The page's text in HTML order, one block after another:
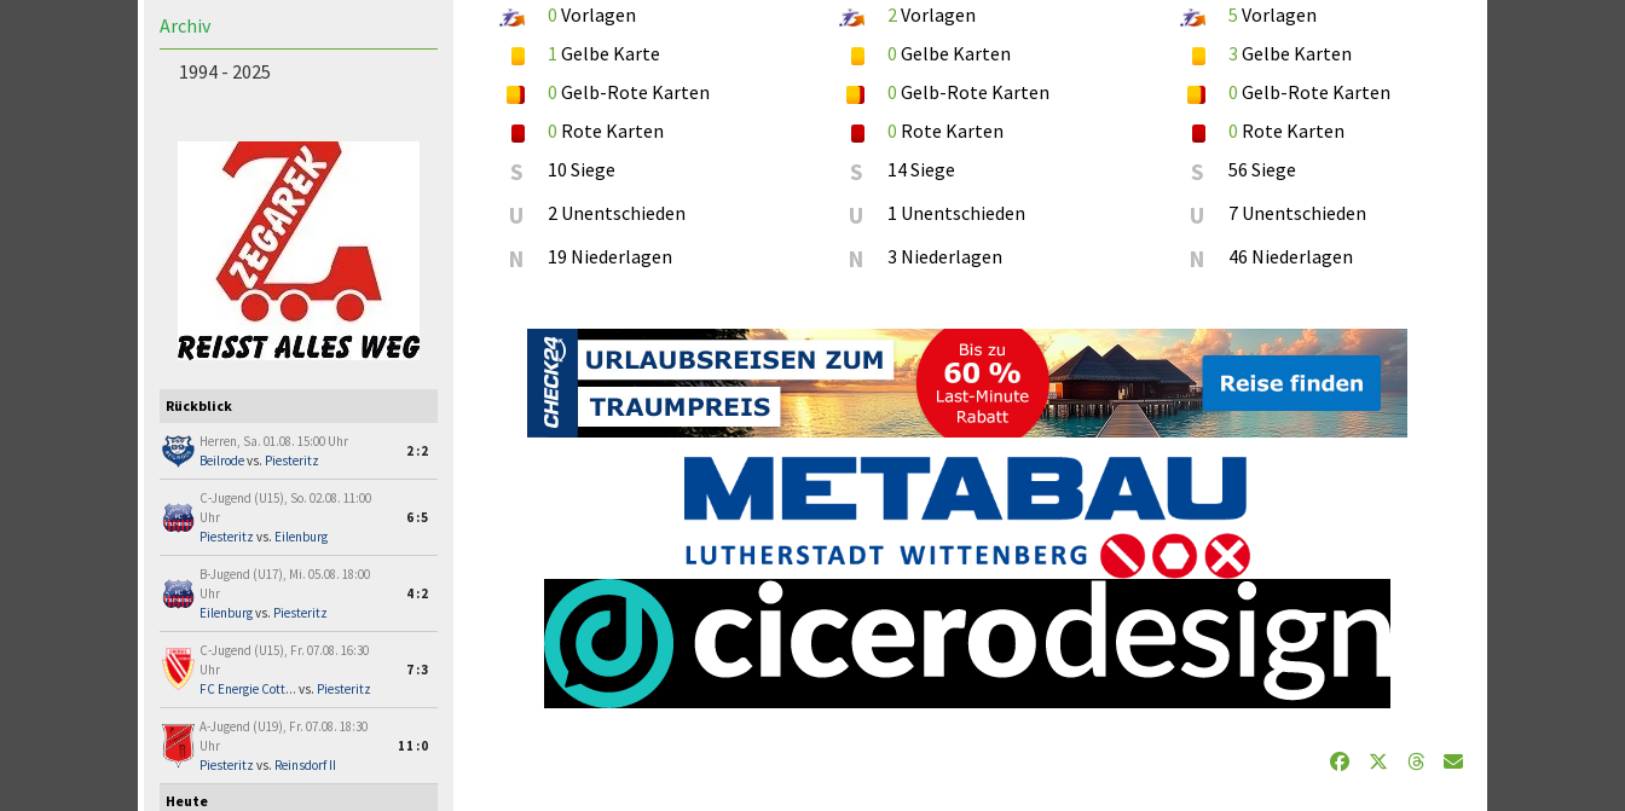
Archiv
1994 - 2025
Rückblick
Herren, Sa. 01.08. 15:00 Uhr
Beilrodevs. Piesteritz
2:2
C-Jugend (U15), So. 02.08. 11:00
Uhr
Piesteritz vs. Eilenburg
6:5
B-Jugend (U17), Mi. 05.08. 18:00
Uhr
Eilenburgvs. Piesteritz
4:2
C-Jugend (U15), Fr. 07.08. 16:30
Uhr
FC Energie Cott... vs. Piesteritz
7:3
A-Jugend (U19), Fr. 07.08. 18:30
Uhr
Piesteritz vs. Reinsdorf II
11:0
Heute
0 Vorlagen
1 Gelbe Karte
0 Gelb-Rote Karten
0 Rote Karten
S 10 Siege
U 2 Unentschieden
N 19 Niederlagen
2 Vorlagen
0 Gelbe Karten
0 Gelb-Rote Karten
0 Rote Karten
S 14 Siege
U 1 Unentschieden
N 3 Niederlagen
5 Vorlagen
3 Gelbe Karten
0 Gelb-Rote Karten
0 Rote Karten
S 56 Siege
U 7 Unentschieden
N 46 Niederlagen